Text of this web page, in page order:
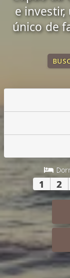
e
único de
1 2